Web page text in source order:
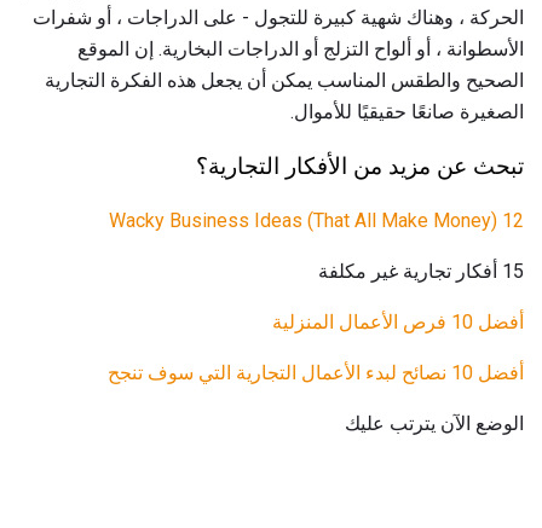
الحركة ، وهناك شهية كبيرة للتجول - على الدراجات ، أو شفرات
الأسطوانة ، أو ألواح التزلج أو الدراجات البخارية. إن الموقع
الصحيح والطقس المناسب يمكن أن يجعل هذه الفكرة التجارية
الصغيرة صانعًا حقيقيًا للأموال.
تبحث عن مزيد من الأفكار التجارية؟
12 Wacky Business Ideas (That All Make Money)
15 أفكار تجارية غير مكلفة
أفضل 10 فرص الأعمال المنزلية
أفضل 10 نصائح لبدء الأعمال التجارية التي سوف تنجح
الوضع الآن يترتب عليك